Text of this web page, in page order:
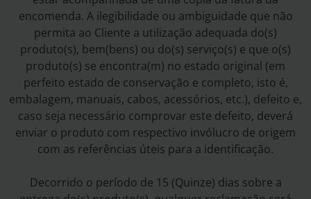
encomenda. A ilegibilidade ou ambiguidade que não
permita ao Cliente a utilização adequada do(s)
produto(s), bem(bens) ou do(s) serviço(s) e que o(s)
produto(s) se encontra(m) no estado original (em
perfeito estado de conservação e completo, isto é,
embalagem, manuais, cabos, acessórios, etc.), defeito e,
caso seja necessário comprovar este defeito, deverá
enviar o produto com respectivo invólucro de origem
com as referências úteis para a identificação.
Decorrido o período de 15 (Quinze) dias sobre a